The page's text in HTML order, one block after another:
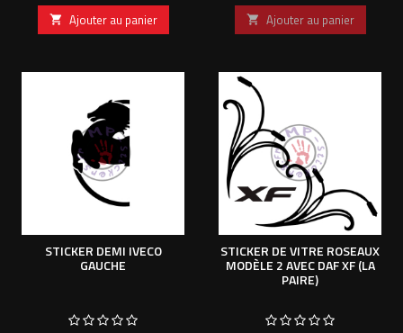
 Ajouter au panier  Ajouter au panier
STICKER DEMI IVECO
GAUCHE
STICKER DE VITRE ROSEAUX
MODÈLE 2 AVEC DAF XF (LA
PAIRE)